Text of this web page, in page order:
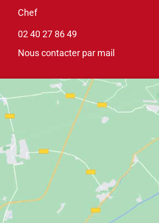
Chef
02 40 27 86 49
Nous contacter par mail